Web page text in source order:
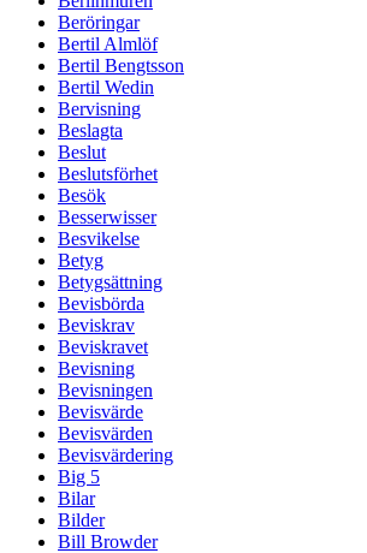
Beröringar
Bertil Almlöf
Bertil Bengtsson
Bertil Wedin
Bervisning
Beslagta
Beslut
Beslutsförhet
Besök
Besserwisser
Besvikelse
Betyg
Betygsättning
Bevisbörda
Beviskrav
Beviskravet
Bevisning
Bevisningen
Bevisvärde
Bevisvärden
Bevisvärdering
Big 5
Bilar
Bilder
Bill Browder